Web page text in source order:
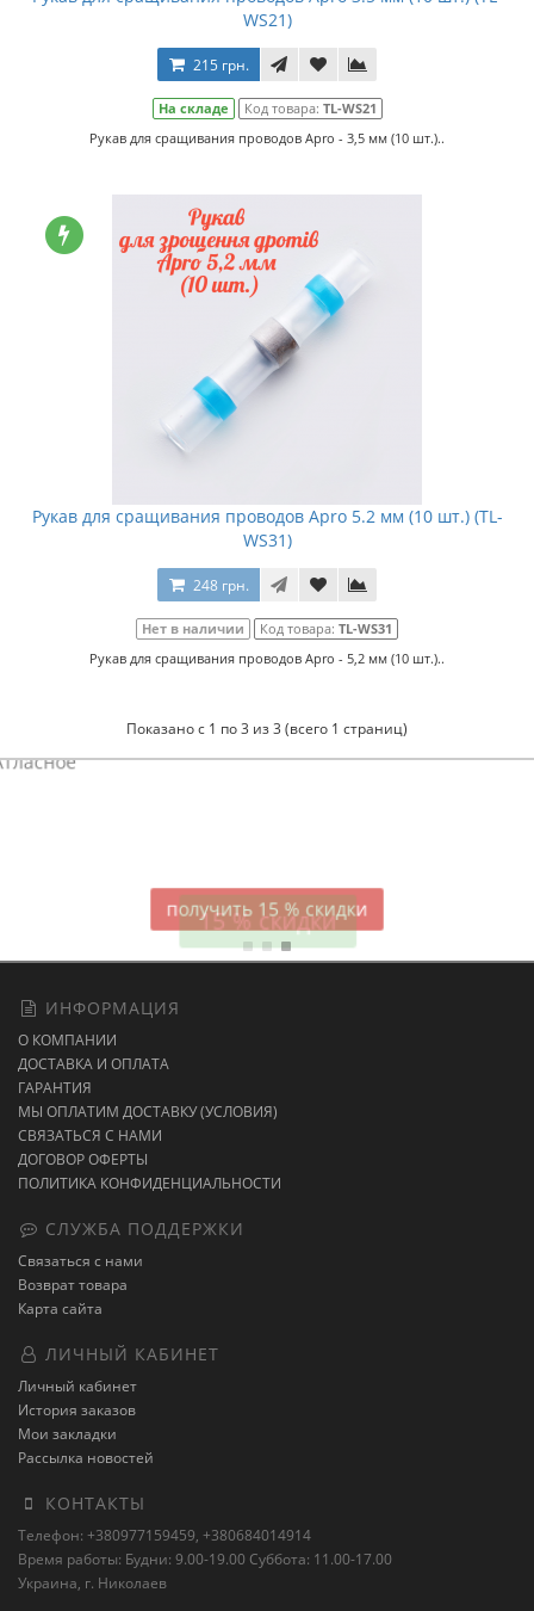
WS21)
215 грн.
На складе Код товара: TL-WS21
Рукав для сращивания проводов Apro - 3,5 мм (10 шт.)..
Рукав для сращивания проводов Apro 5.2 мм (10 шт.) (TL-
WS31)
248 грн.
Нет в наличии Код товара: TL-WS31
Рукав для сращивания проводов Apro - 5,2 мм (10 шт.)..
Показано с 1 по 3 из 3 (всего 1 страниц)
15 % скидки
ИНФОРМАЦИЯ
О КОМПАНИИ
ДОСТАВКА И ОПЛАТА
ГАРАНТИЯ
МЫ ОПЛАТИМ ДОСТАВКУ (УСЛОВИЯ)
СВЯЗАТЬСЯ С НАМИ
ДОГОВОР ОФЕРТЫ
ПОЛИТИКА КОНФИДЕНЦИАЛЬНОСТИ
СЛУЖБА ПОДДЕРЖКИ
Связаться с нами
Возврат товара
Карта сайта
ЛИЧНЫЙ КАБИНЕТ
Личный кабинет
История заказов
Мои закладки
Рассылка новостей
КОНТАКТЫ
Телефон: +380977159459, +380684014914
Время работы: Будни: 9.00-19.00 Суббота: 11.00-17.00
Украина, г. Николаев